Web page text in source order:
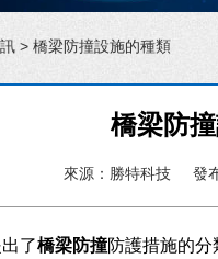
> 橋梁防撞設施的種類
橋梁防
來源：勝特科技 發
了橋梁防撞防護措施的分